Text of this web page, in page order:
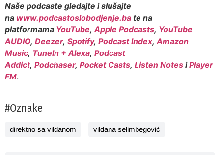
Naše podcaste gledajte i slušajte
na www.podcastoslobodjenje.ba te na
platformama YouTube, Apple Podcasts, YouTube
AUDIO, Deezer, Spotify, Podcast Index, Amazon
Music, TuneIn + Alexa, Podcast
Addict, Podchaser, Pocket Casts, Listen Notes iPlayer
FM.
#Oznake
direktno sa vildanom vildana selimbegović